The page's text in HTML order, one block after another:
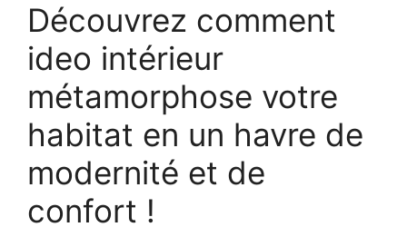
Découvrez comment
ideo intérieur
métamorphose votre
habitat en un havre de
modernité et de
confort !